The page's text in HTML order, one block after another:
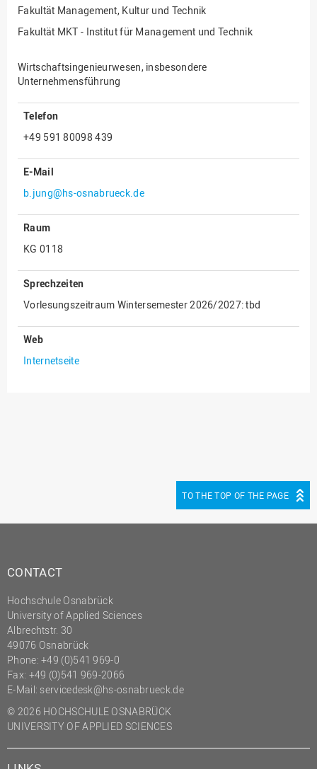
Gebäude und Technik
Gesellschaftliches
Gleichstellungsbüro
Hochschulplanung/-
strategie
Innenrevision
Institut für Musik
IT Service Center
Kommunikation und
Nachhaltigkeit
Personal
Personalentwicklung
Personalrat
Transfer- und
Innovationsmanagement
Fakultät Management, Kultur und Technik
Fakultät MKT - Institut für Management und Technik
Wirtschaftsingenieurwesen, insbesondere
Unternehmensführung
Telefon
+49 591 80098 439
E-Mail
b.jung@hs-osnabrueck.de
Raum
KG 0118
Sprechzeiten
Vorlesungszeitraum Wintersemester 2026/2027: tbd
Web
Internetseite
TO THE TOP OF THE PAGE
CONTACT
Hochschule Osnabrück
University of Applied Sciences
Albrechtstr. 30
49076 Osnabrück
Phone: +49 (0)541 969-0
Fax: +49 (0)541 969-2066
E-Mail: servicedesk@hs-osnabrueck.de
© 2026 HOCHSCHULE OSNABRÜCK
UNIVERSITY OF APPLIED SCIENCES